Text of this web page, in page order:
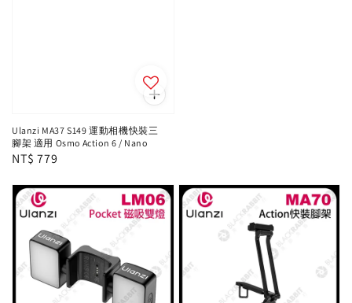
Ulanzi MA37 S149 運動相機快裝三
腳架 適用 Osmo Action 6 / Nano
Regular
NT$ 779